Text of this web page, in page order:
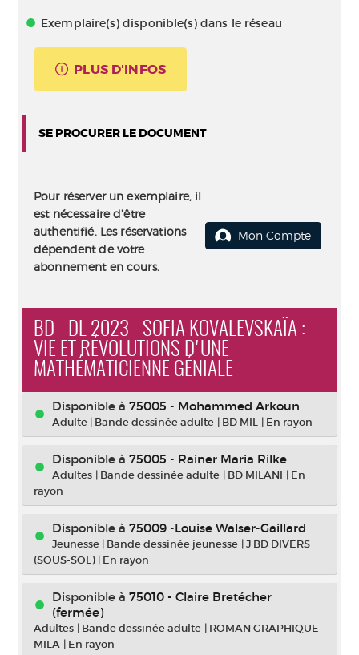
Exemplaire(s) disponible(s) dans le réseau
PLUS D'INFOS
SE PROCURER LE DOCUMENT
Pour réserver un exemplaire, il
est nécessaire d'être
authentifié. Les réservations
dépendent de votre
abonnement en cours.
Mon Compte
BD - DL 2023 - SOFIA KOVALEVSKAÏA :
VIE ET RÉVOLUTIONS D'UNE
MATHÉMATICIENNE GÉNIALE
Disponible à 75005 - Mohammed Arkoun
Adulte | Bande dessinée adulte | BD MIL | En rayon
Disponible à 75005 - Rainer Maria Rilke
Adultes | Bande dessinée adulte | BD MILANI | En
rayon
Disponible à 75009 -Louise Walser-Gaillard
Jeunesse | Bande dessinée jeunesse |J BD DIVERS
(SOUS-SOL) | En rayon
Disponible à 75010 - Claire Bretécher
(fermée)
Adultes | Bande dessinée adulte | ROMAN GRAPHIQUE
MILA | En rayon